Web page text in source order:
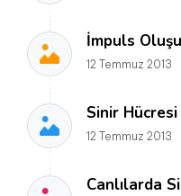
İmpuls
12 Temmuz 2013
Sinir
12 Temmuz 2013
Canlılarda